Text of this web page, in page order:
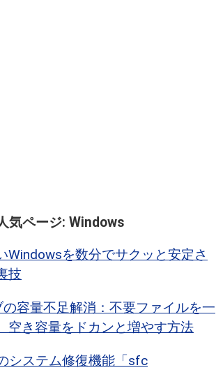
気ページ: Windows
Windowsを数分でサクッと安定さ
技
の容量不足解消：不要ファイルを一
空き容量をドカンと増やす方法
システム修復機能「sfc